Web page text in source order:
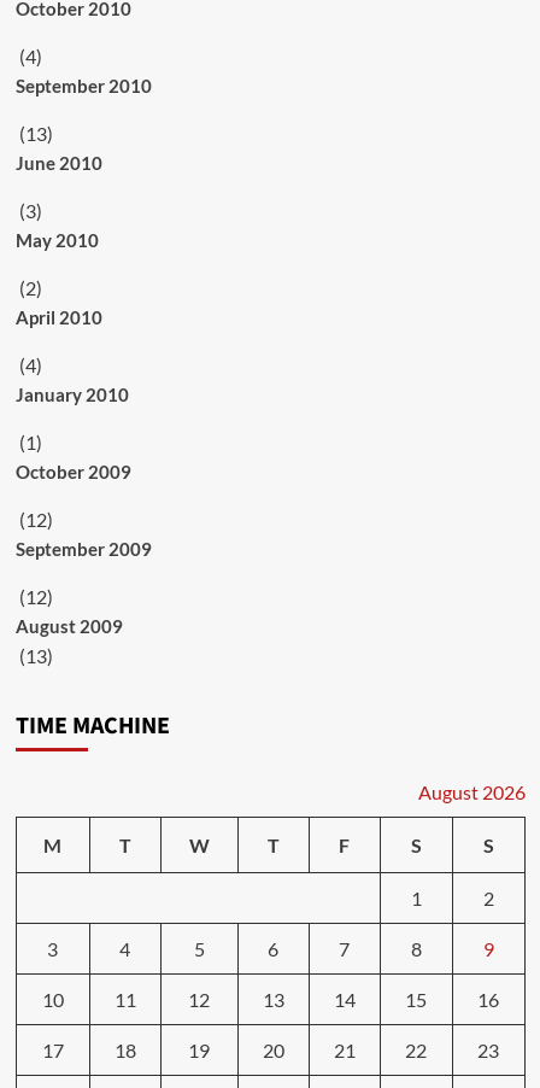
October 2010
(4)
September 2010
(13)
June 2010
(3)
May 2010
(2)
April 2010
(4)
January 2010
(1)
October 2009
(12)
September 2009
(12)
August 2009
(13)
TIME MACHINE
August 2026
M T W T F S S
1 2
3 4 5 6 7 8 9
10 11 12 13 14 15 16
17 18 19 20 21 22 23